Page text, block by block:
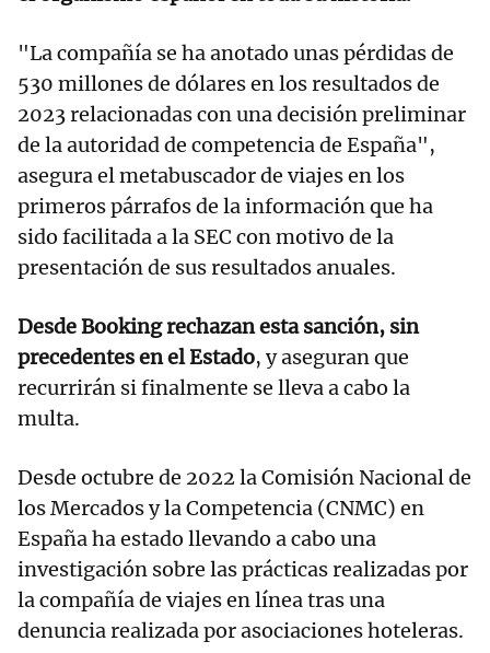
"La compañía se ha anotado unas pérdidas de
530 millones de dólares en los resultados de
2023 relacionadas con una decisión preliminar
de la autoridad de competencia de España",
asegura el metabuscador de viajes en los
primeros párrafos de la información que ha
sido facilitada a la SEC con motivo de la
presentación de sus resultados anuales.
Desde Booking rechazan esta sanción, sin
precedentes en el Estado, y aseguran que
recurrirán si finalmente se lleva a cabo la
multa.
Desde octubre de 2022 la Comisión Nacional de
los Mercados y la Competencia (CNMC) en
España ha estado llevando a cabo una
investigación sobre las prácticas realizadas por
la compañía de viajes en línea tras una
denuncia realizada por asociaciones hoteleras.